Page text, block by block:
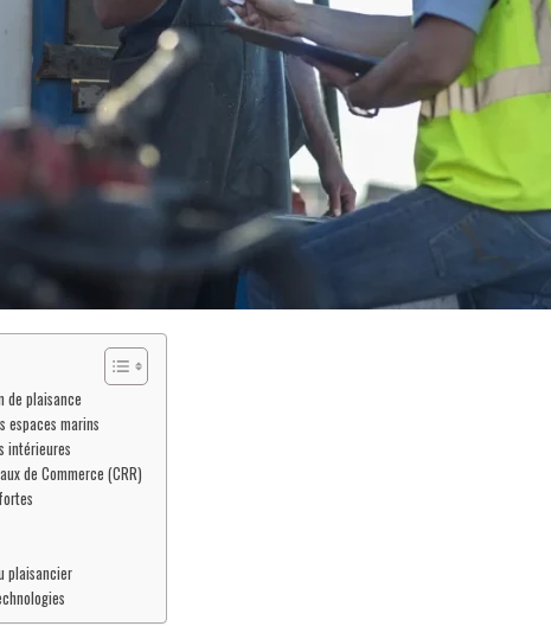
de plaisance
espaces marins
intérieures
de Commerce (CRR)
plaisancier